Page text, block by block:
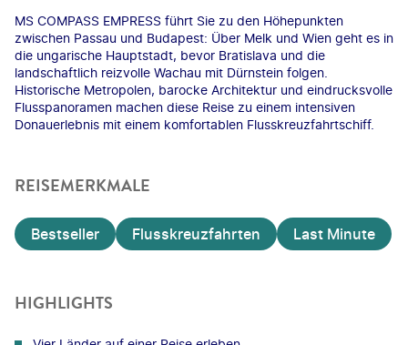
MS COMPASS EMPRESS führt Sie zu den Höhepunkten
zwischen Passau und Budapest: Über Melk und Wien geht es in
die ungarische Hauptstadt, bevor Bratislava und die
landschaftlich reizvolle Wachau mit Dürnstein folgen.
Historische Metropolen, barocke Architektur und eindrucksvolle
Flusspanoramen machen diese Reise zu einem intensiven
Donauerlebnis mit einem komfortablen Flusskreuzfahrtschiff.
REISEMERKMALE
Bestseller Flusskreuzfahrten Last Minute
HIGHLIGHTS